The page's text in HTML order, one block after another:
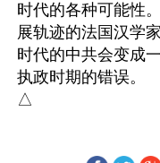
时代的各种可能性
展轨迹的法国汉学
时代的中共会变成
执政时期的错误。